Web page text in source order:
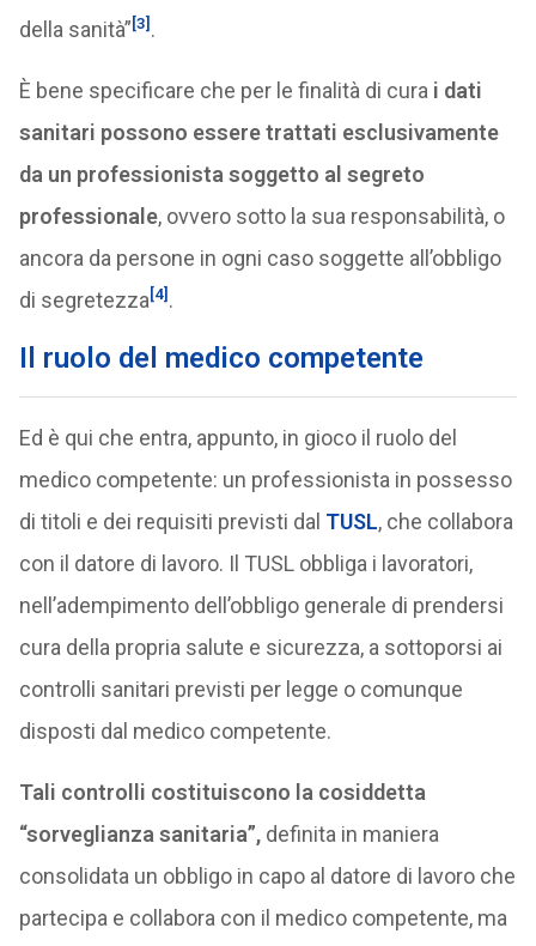
della sanità”[3] .
È bene specificare che per le finalità di cura i dati
sanitari possono essere trattati esclusivamente
da un professionista soggetto al segreto
professionale, ovvero sotto la sua responsabilità, o
ancora da persone in ogni caso soggette all’obbligo
di segretezza[4] .
Il ruolo del medico competente
Ed è qui che entra, appunto, in gioco il ruolo del
medico competente: un professionista in possesso
di titoli e dei requisiti previsti dal TUSL, che collabora
con il datore di lavoro. Il TUSL obbliga i lavoratori,
nell’adempimento dell’obbligo generale di prendersi
cura della propria salute e sicurezza, a sottoporsi ai
controlli sanitari previsti per legge o comunque
disposti dal medico competente.
Tali controlli costituiscono la cosiddetta
“sorveglianza sanitaria”,definita in maniera
consolidata un obbligo in capo al datore di lavoro che
partecipa e collabora con il medico competente, ma